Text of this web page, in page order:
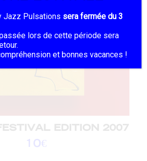
EDITION 2007
10€
Jazz Pulsations sera fermée du 3
lors de cette période sera
et bonnes vacances !